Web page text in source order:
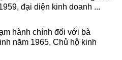
đại diện kinh doanh ...
hành chính đối với bà
năm 1965, Chủ hộ kinh